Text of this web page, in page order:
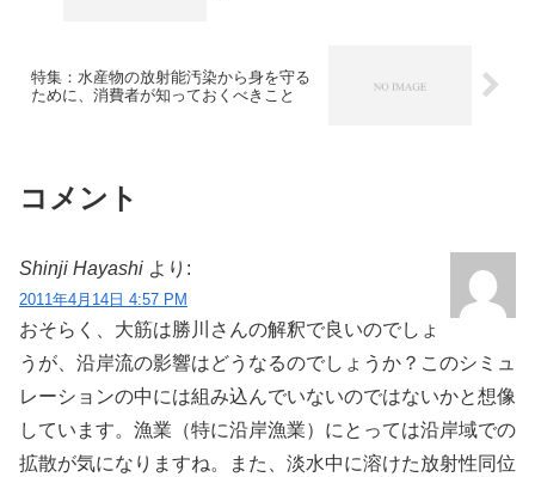
特集：水産物の放射能汚染から身を守る
ために、消費者が知っておくべきこと
コメント
Shinji Hayashi より:
2011年4月14日 4:57 PM
おそらく、大筋は勝川さんの解釈で良いのでしょ
うが、沿岸流の影響はどうなるのでしょうか？このシミュ
レーションの中には組み込んでいないのではないかと想像
しています。漁業（特に沿岸漁業）にとっては沿岸域での
拡散が気になりますね。また、淡水中に溶けた放射性同位